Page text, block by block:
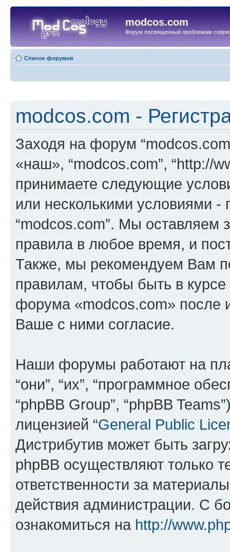
modcos.com
Форум посвященный проблемам
Список форумов
modcos.com -
Заходя на форум
«наш», “modcos.com”, “http://
принимаете следующие
или несколькими условиями
“modcos.com”. Мы оставляем
правила в любое время, и
Также, мы рекомендуем Вам
правилам, чтобы быть в
форума «modcos.com» после
Ваше с ними согласие.
Наши форумы работают на
“они”, “их”, “программное
“phpBB Group”, “phpBB
лицензией “General Public
Дистрибутив может быть
phpBB осуществляют только
ответственности за
действия администрации. С
ознакомиться на http://